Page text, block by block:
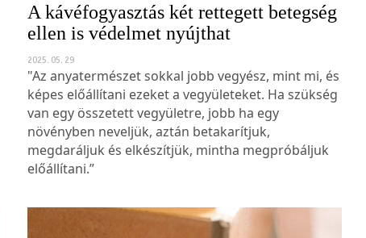
A kávéfogyasztás két rettegett betegség
ellen is védelmet nyújthat
2025. 05. 29
"Az anyatermészet sokkal jobb vegyész, mint mi, és
képes előállítani ezeket a vegyületeket. Ha szükség
van egy összetett vegyületre, jobb ha egy
növényben neveljük, aztán betakarítjuk,
megdaráljuk és elkészítjük, mintha megpróbáljuk
előállítani.”